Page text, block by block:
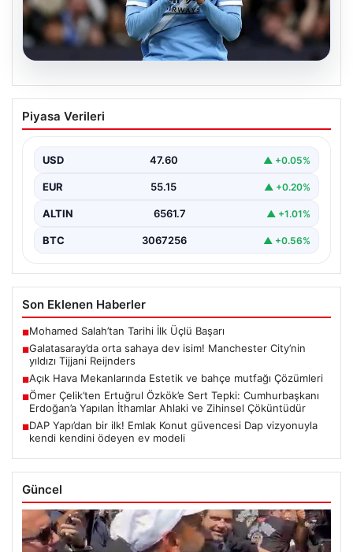
04.08.2026
Galatasaray’da orta sahaya dev isim!
Manchester City’nin yıldızı Tijjani
Piyasa Verileri
USD 47.60 ▲ +0.05%
EUR 55.15 ▲ +0.20%
ALTIN 6561.7 ▲ +1.01%
BTC 3067256 ▲ +0.56%
Son Eklenen Haberler
■Mohamed Salah’tan Tarihi İlk Üçlü Başarı
■Galatasaray’da orta sahaya dev isim! Manchester City’nin
yıldızı Tijjani Reijnders
■Açık Hava Mekanlarında Estetik ve bahçe mutfağı Çözümleri
■Ömer Çelik’ten Ertuğrul Özkök’e Sert Tepki: Cumhurbaşkanı
Erdoğan’a Yapılan İthamlar Ahlaki ve Zihinsel Çöküntüdür
■DAP Yapı’dan bir ilk! Emlak Konut güvencesi Dap vizyonuyla
kendi kendini ödeyen ev modeli
Güncel